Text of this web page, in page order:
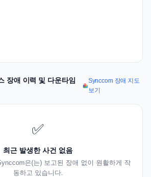
장애 이력 및 다운타임
Synccom 장애 지도
보기
✅
최근 발생한 사건 없음
은(는) 보고된 장애 없이 원활하게 작
동하고 있습니다.